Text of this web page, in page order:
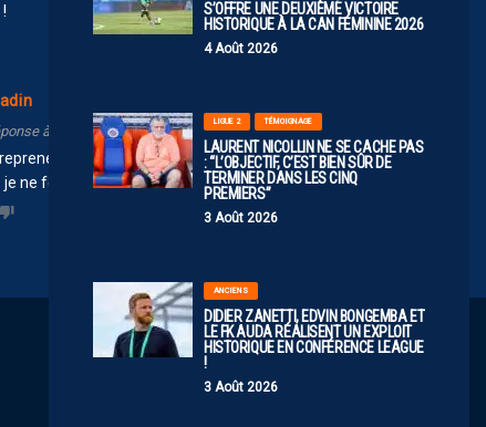
S’OFFRE UNE DEUXIÈME VICTOIRE
HISTORIQUE À LA CAN FÉMININE 2026
4 Août 2026
LIGUE 2 TÉMOIGNAGE
LAURENT NICOLLIN NE SE CACHE PAS
: “L’OBJECTIF, C’EST BIEN SÛR DE
TERMINER DANS LES CINQ
PREMIERS”
3 Août 2026
ANCIENS
DIDIER ZANETTI, EDVIN BONGEMBA ET
LE FK AUDA RÉALISENT UN EXPLOIT
HISTORIQUE EN CONFÉRENCE LEAGUE
!
3 Août 2026
à vince34
il y a moyen que mbuku reste.
ne ferai pas jouer Molebe mais issoufou qui est l’avenir du club.